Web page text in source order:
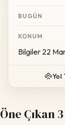
BUGÜN
KONUM
Bilgiler 22
Yol
Öne Çıkan